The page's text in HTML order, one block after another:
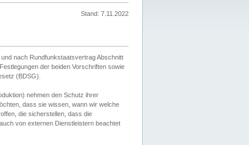
Stand: 7.11.2022
nach Rundfunkstaatsvertrag Abschnitt
der beiden Vorschriften sowie
(BDSG).
nehmen den Schutz ihrer
dass sie wissen, wann wir welche
die sicherstellen, dass die
von externen Dienstleistern beachtet